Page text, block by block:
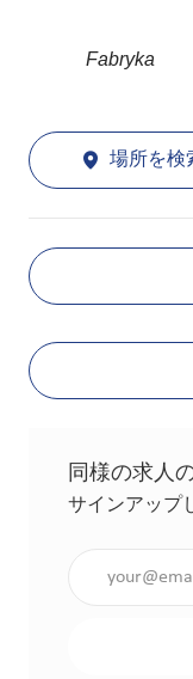
Fabryka
場所を検
同様の求人
サインアップ